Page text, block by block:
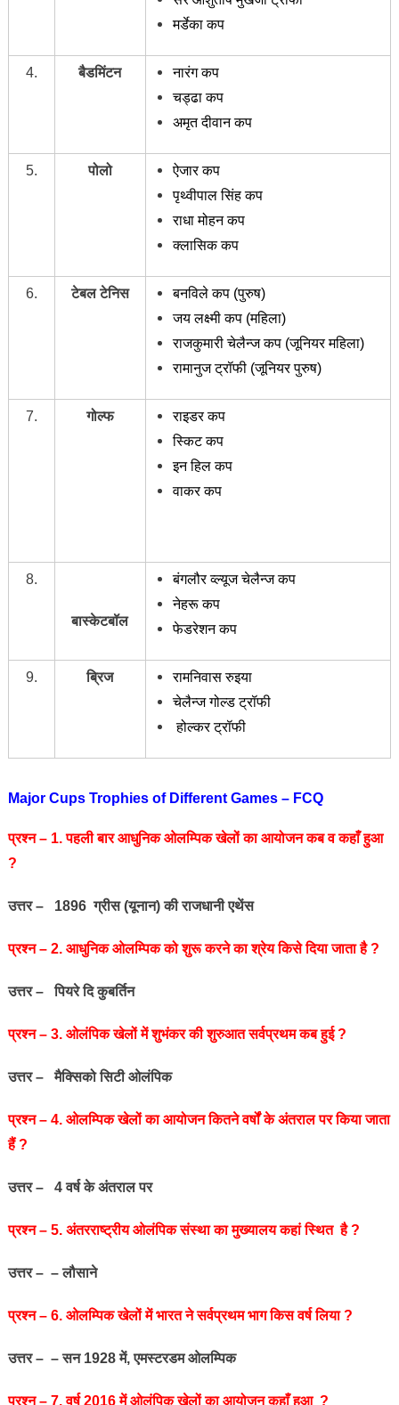
मर्डेका कप
4. बैडमिंटन
नारंग कप
चड्ढा कप
अमृत दीवान कप
5. पोलो
ऐजार कप
पृथ्वीपाल सिंह कप
राधा मोहन कप
क्लासिक कप
6. टेबल टेनिस
बनविले कप (पुरुष)
जय लक्ष्मी कप (महिला)
राजकुमारी चेलैन्ज कप (जूनियर महिला)
रामानुज ट्रॉफी (जूनियर पुरुष)
7. गोल्फ
राइडर कप
स्किट कप
इन हिल कप
वाकर कप
8.
बास्केटबॉल
बंगलौर व्ल्यूज चेलैन्ज कप
नेहरू कप
फेडरेशन कप
9. ब्रिज
रामनिवास रुइया
चेलैन्ज गोल्ड ट्रॉफी
होल्कर ट्रॉफी
Major Cups Trophies of Different Games – FCQ
प्रश्‍न – 1. पहली बार आधुनिक ओलम्पिक खेलों का आयोजन कब व कहाँ हुआ
?
उत्तर – 1896 ग्रीस (यूनान) की राजधानी एथेंस
प्रश्‍न – 2. आधुनिक ओलम्पिक को शुरू करने का श्रेय किसे दिया जाता है ?
उत्तर – पियरे दि कुबर्तिन
प्रश्‍न – 3. ओलंपिक खेलों में शुभंकर की शुरुआत सर्वप्रथम कब हुई ?
उत्तर – मैक्सिको सिटी ओलंपिक
प्रश्‍न – 4. ओलम्पिक खेलों का आयोजन कितने वर्षों के अंतराल पर किया जाता
हैं ?
उत्तर – 4 वर्ष के अंतराल पर
प्रश्‍न – 5. अंतरराष्ट्रीय ओलंपिक संस्था का मुख्यालय कहां स्थित है ?
उत्तर – – लौसाने
प्रश्‍न – 6. ओलम्पिक खेलों में भारत ने सर्वप्रथम भाग किस वर्ष लिया ?
उत्तर – – सन 1928 में, एमस्‍टरडम ओलम्पिक
प्रश्‍न – 7. वर्ष 2016 में ओलंपिक खेलों का आयोजन कहाँ हुआ ?